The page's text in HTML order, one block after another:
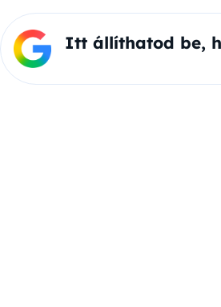
Itt állíthatod be,